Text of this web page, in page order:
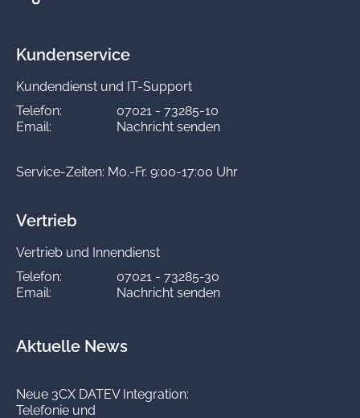
Kundenservice
Kundendienst und IT-Support
Telefon:
07021 - 73285-10
Email:
Nachricht senden
Service-Zeiten: Mo.-Fr. 9:00-17:00 Uhr
Vertrieb
Vertrieb und Innendienst
Telefon:
07021 - 73285-30
Email:
Nachricht senden
Aktuelle News
Neue 3CX DATEV Integration:
Telefonie und